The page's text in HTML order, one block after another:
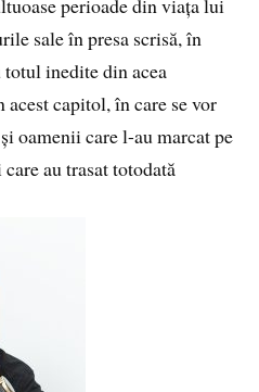
perioade din viața lui
sale în presa scrisă, în
inedite din acea
capitol, în care se vor
oamenii care l-au marcat pe
care au trasat totodată